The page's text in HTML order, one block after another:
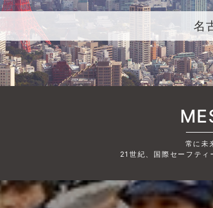
名
常に未
21世紀、国際セーフティ